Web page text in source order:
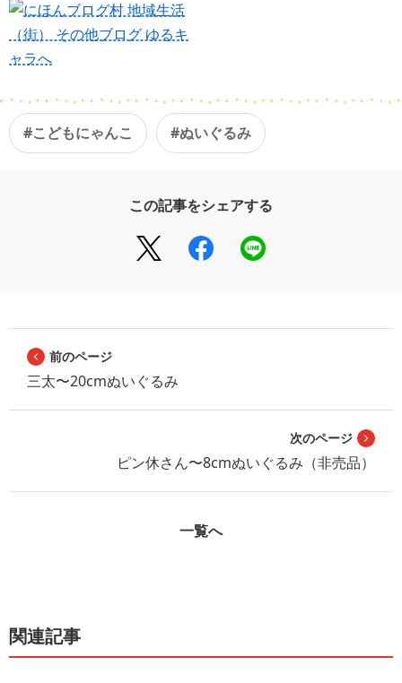
#こどもにゃんこ #ぬいぐるみ
この記事をシェアする
前のページ
三太〜20cmぬいぐるみ
次のページ
ピン休さん〜8cmぬいぐるみ（非売品）
一覧へ
関連記事